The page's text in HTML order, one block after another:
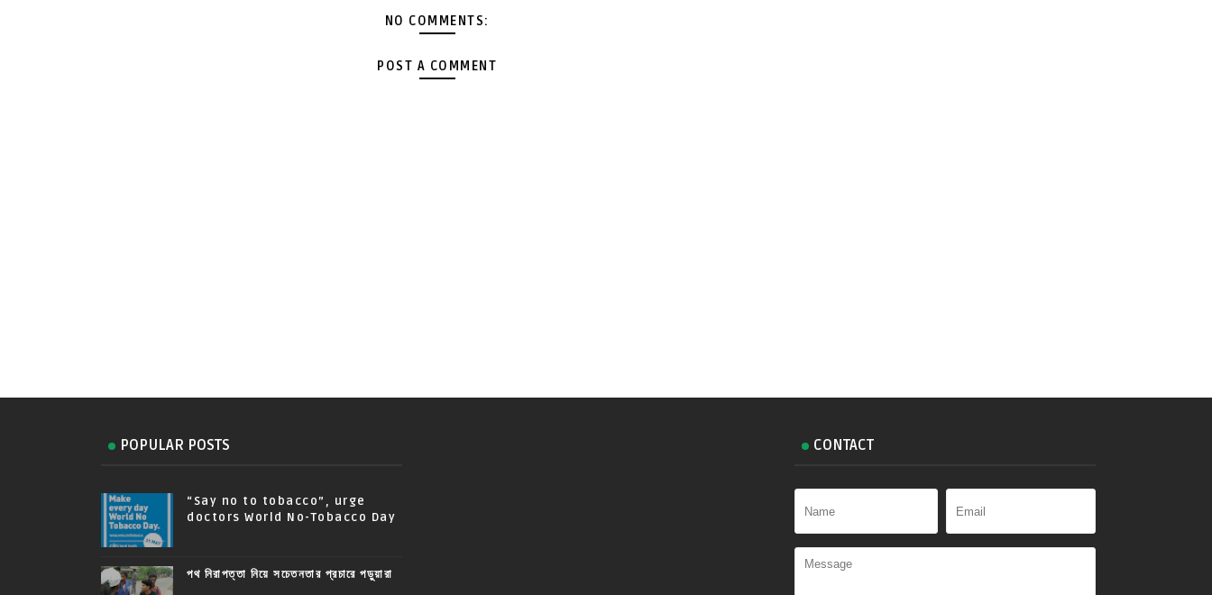
NO COMMENTS:
POST A COMMENT
POPULAR POSTS
“Say no to tobacco”, urge
doctors World No-Tobacco Day
পথ নিরাপত্তা নিয়ে সচেতনতার প্রচারে পড়ুয়ারা
CONTACT